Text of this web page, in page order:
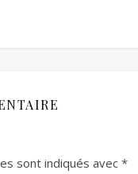
sont indiqués avec*